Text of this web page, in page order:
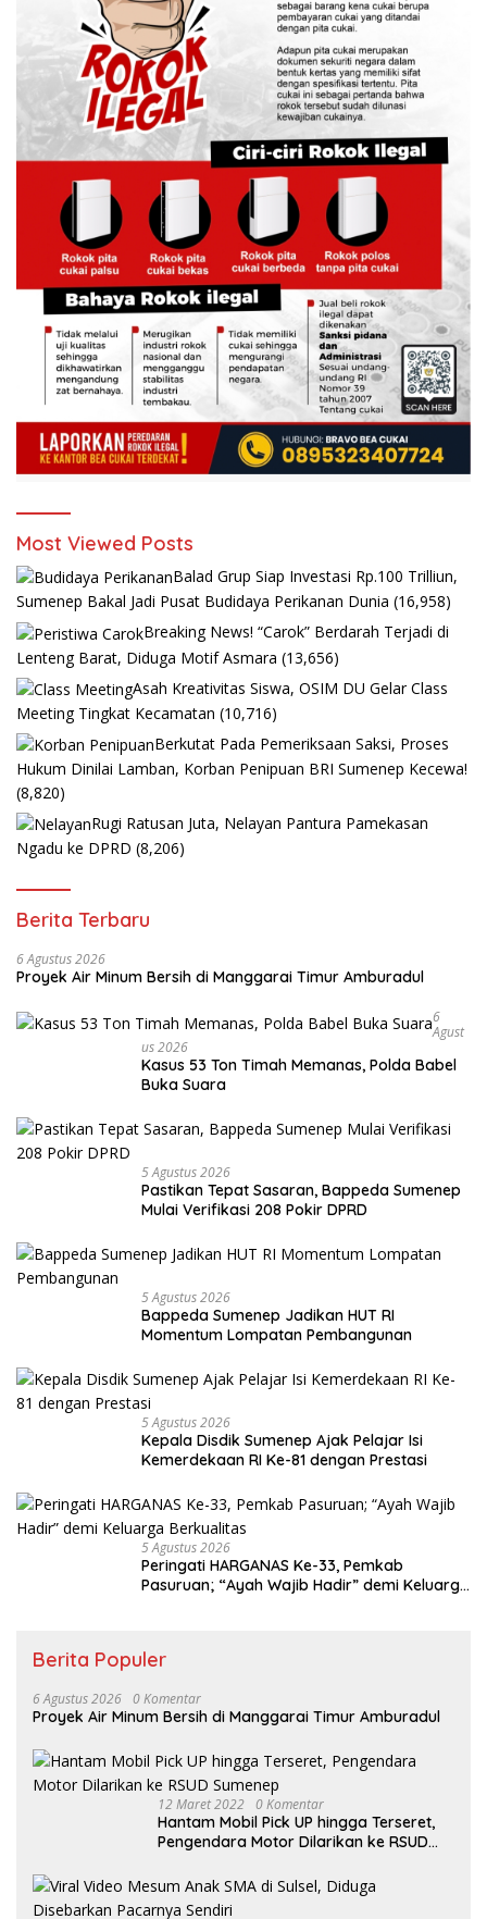
Most Viewed Posts
Balad Grup Siap Investasi Rp.100 Trilliun,
Sumenep Bakal Jadi Pusat Budidaya Perikanan Dunia (16,958)
Breaking News! “Carok” Berdarah Terjadi di
Lenteng Barat, Diduga Motif Asmara (13,656)
Asah Kreativitas Siswa, OSIM DU Gelar Class
Meeting Tingkat Kecamatan (10,716)
Berkutat Pada Pemeriksaan Saksi, Proses
Hukum Dinilai Lamban, Korban Penipuan BRI Sumenep Kecewa!
(8,820)
Rugi Ratusan Juta, Nelayan Pantura Pamekasan
Ngadu ke DPRD (8,206)
Berita Terbaru
6 Agustus 2026
Proyek Air Minum Bersih di Manggarai Timur Amburadul
6
Agust
Us 2026
Kasus 53 Ton Timah Memanas, Polda Babel
Buka Suara
5 Agustus 2026
Pastikan Tepat Sasaran, Bappeda Sumenep
Mulai Verifikasi 208 Pokir DPRD
5 Agustus 2026
Bappeda Sumenep Jadikan HUT RI
Momentum Lompatan Pembangunan
5 Agustus 2026
Kepala Disdik Sumenep Ajak Pelajar Isi
Kemerdekaan RI Ke-81 dengan Prestasi
5 Agustus 2026
Peringati HARGANAS Ke-33, Pemkab
Pasuruan; “Ayah Wajib Hadir” demi Keluarga
Berita Populer
6 Agustus 2026 0 Komentar
Proyek Air Minum Bersih di Manggarai Timur Amburadul
12 Maret 2022 0 Komentar
Hantam Mobil Pick UP hingga Terseret,
Pengendara Motor Dilarikan ke RSUD